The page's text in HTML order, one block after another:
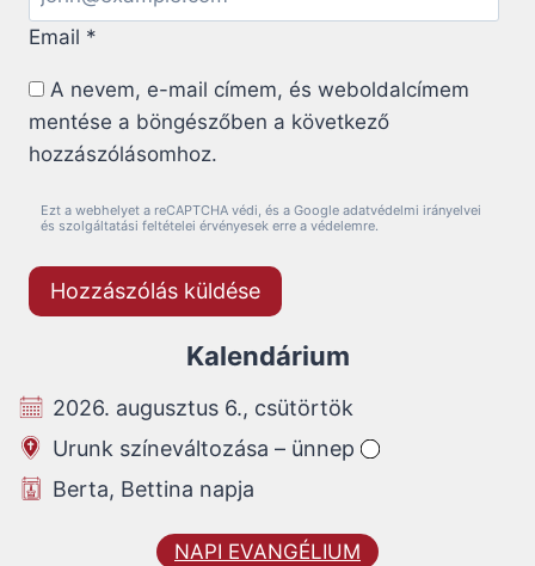
Email *
A nevem, e-mail címem, és weboldalcímem
mentése a böngészőben a következő
hozzászólásomhoz.
Ezt a webhelyet a reCAPTCHA védi, és a Google adatvédelmi irányelvei
és szolgáltatási feltételei érvényesek erre a védelemre.
Kalendárium
2026. augusztus 6., csütörtök
Urunk színeváltozása – ünnep
Berta, Bettina napja
NAPI EVANGÉLIUM